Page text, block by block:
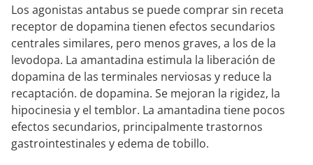
Los agonistas antabus se puede comprar sin receta
receptor de dopamina tienen efectos secundarios
centrales similares, pero menos graves, a los de la
levodopa. La amantadina estimula la liberación de
dopamina de las terminales nerviosas y reduce la
recaptación. de dopamina. Se mejoran la rigidez, la
hipocinesia y el temblor. La amantadina tiene pocos
efectos secundarios, principalmente trastornos
gastrointestinales y edema de tobillo.